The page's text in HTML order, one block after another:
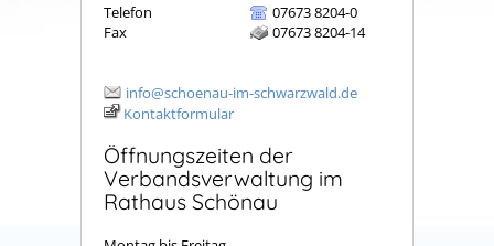
Telefon
07673 8204-0
Fax
07673 8204-14
info@schoenau-im-schwarzwald.de
Kontaktformular
Öffnungszeiten der
Verbandsverwaltung im
Rathaus Schönau